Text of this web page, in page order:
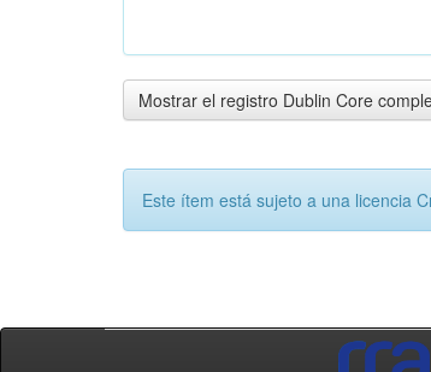
Mostrar el registro Dublin Core
Este ítem está sujeto a una licencia